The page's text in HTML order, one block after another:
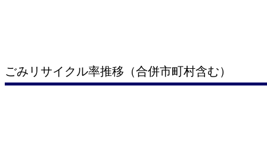
ごみリサイクル率推移（合併市町村含む）